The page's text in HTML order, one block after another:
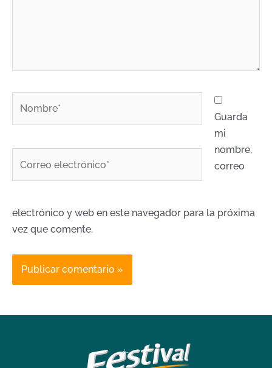
Guarda
mi
nombre,
correo
electrónico y web en este navegador para la próxima
vez que comente.